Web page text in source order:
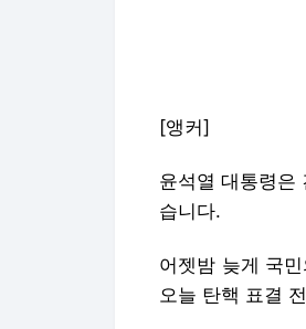
[앵커]
윤석열 대통령은
습니다.
어젯밤 늦게 국
오늘 탄핵 표결